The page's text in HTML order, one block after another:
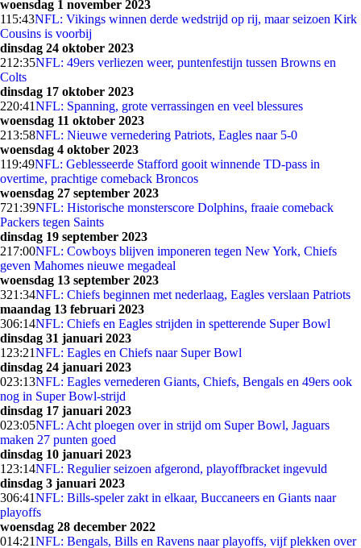
woensdag 1 november 2023
115:43NFL: Vikings winnen derde wedstrijd op rij, maar seizoen Kirk
Cousins is voorbij
dinsdag 24 oktober 2023
212:35NFL: 49ers verliezen weer, puntenfestijn tussen Browns en
Colts
dinsdag 17 oktober 2023
220:41NFL: Spanning, grote verrassingen en veel blessures
woensdag 11 oktober 2023
213:58NFL: Nieuwe vernedering Patriots, Eagles naar 5-0
woensdag 4 oktober 2023
119:49NFL: Geblesseerde Stafford gooit winnende TD-pass in
overtime, prachtige comeback Broncos
woensdag 27 september 2023
721:39NFL: Historische monsterscore Dolphins, fraaie comeback
Packers tegen Saints
dinsdag 19 september 2023
217:00NFL: Cowboys blijven imponeren tegen New York, Chiefs
geven Mahomes nieuwe megadeal
woensdag 13 september 2023
321:34NFL: Chiefs beginnen met nederlaag, Eagles verslaan Patriots
maandag 13 februari 2023
306:14NFL: Chiefs en Eagles strijden in spetterende Super Bowl
dinsdag 31 januari 2023
1 23:21NFL: Eagles en Chiefs naar Super Bowl
dinsdag 24 januari 2023
023:13NFL: Eagles vernederen Giants, Chiefs, Bengals en 49ers ook
nog in Super Bowl-strijd
dinsdag 17 januari 2023
023:05NFL: Acht ploegen over in strijd om Super Bowl, Jaguars
maken 27 punten goed
dinsdag 10 januari 2023
1 23:14NFL: Regulier seizoen afgerond, playoffbracket ingevuld
dinsdag 3 januari 2023
306:41NFL: Bills-speler zakt in elkaar, Buccaneers en Giants naar
playoffs
woensdag 28 december 2022
014:21NFL: Bengals, Bills en Ravens naar playoffs, vijf plekken over